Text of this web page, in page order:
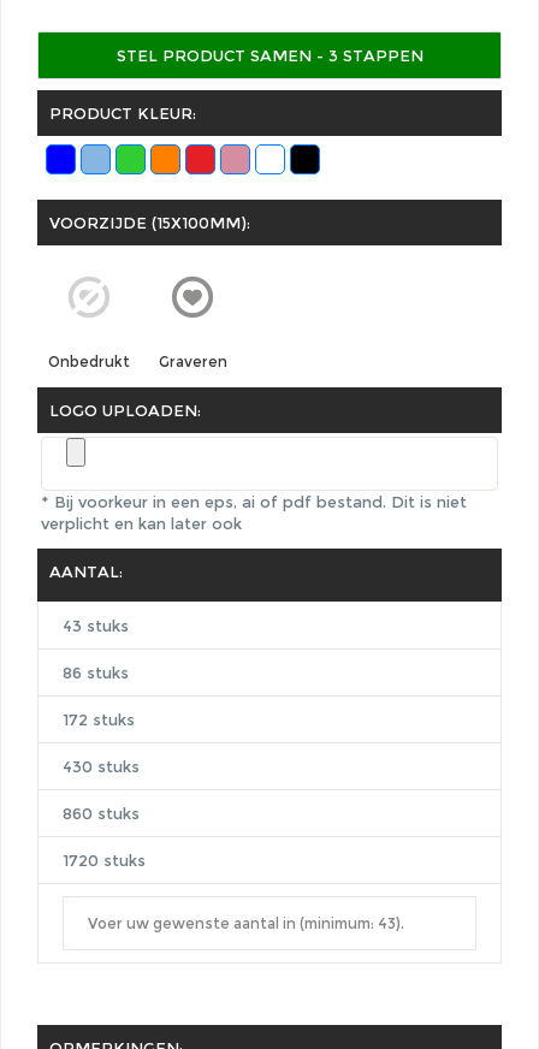
STEL PRODUCT SAMEN - 3 STAPPEN
PRODUCT KLEUR:
VOORZIJDE (15X100MM):
Onbedrukt Graveren
LOGO UPLOADEN:
* Bij voorkeur in een eps, ai of pdf bestand. Dit is niet
verplicht en kan later ook
AANTAL:
43 stuks
86 stuks
172 stuks
430 stuks
860 stuks
1720 stuks